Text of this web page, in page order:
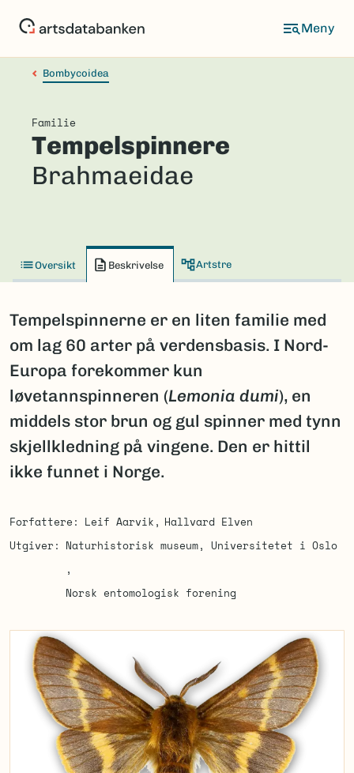
Bombycoidea
Familie
Tempelspinnere
Brahmaeidae
Oversikt Beskrivelse Artstre
Tempelspinnerne er en liten familie med
om lag 60 arter på verdensbasis. I Nord-
Europa forekommer kun
løvetannspinneren (Lemonia dumi), en
middels stor brun og gul spinner med tynn
skjellkledning på vingene. Den er hittil
ikke funnet i Norge.
Forfattere Leif Aarvik
Hallvard Elven
Utgiver
Naturhistorisk museum, Universitetet i Oslo
Norsk entomologisk forening